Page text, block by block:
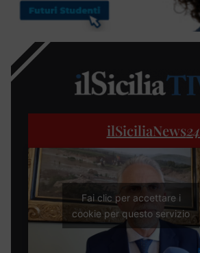
ilSiciliaNews24
Fai clic per accettare i
cookie per questo servizio